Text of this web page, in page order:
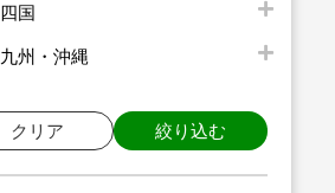
四国
九州・沖縄
クリア 絞り込む